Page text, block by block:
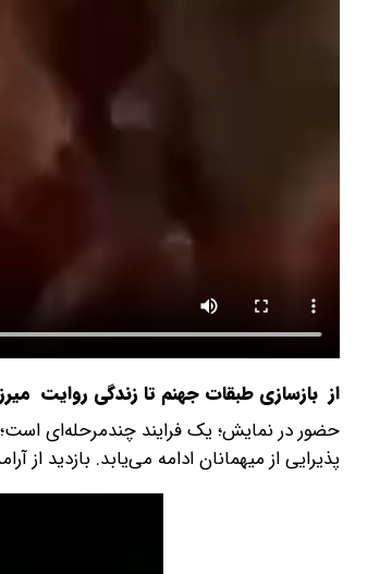
از بازسازی طبقات جهنم تا زندگی روایت
حضور در نمایش؛ یک فرایند چندمرحله‌ای
پذیرایی از میهمانان ادامه می‌یابد. بازدید